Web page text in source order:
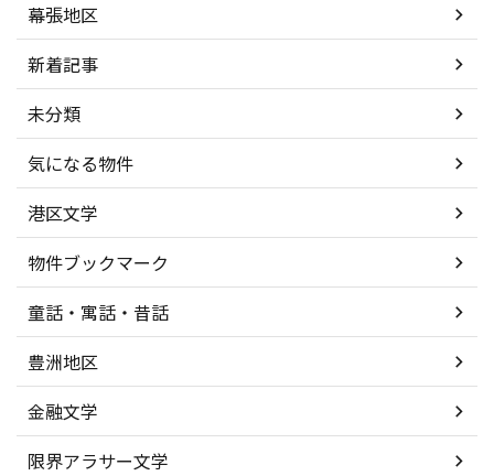
幕張地区
新着記事
未分類
気になる物件
港区文学
物件ブックマーク
童話・寓話・昔話
豊洲地区
金融文学
限界アラサー文学